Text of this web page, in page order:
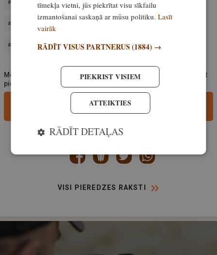
IEVAINOTS DZĪVNIEKS JA REDZI IEVAINOTU DZĪVNIEKU
Medībām.lv aicina portāla lietotājus, rakstot komentārus, ievērot
pieklājību, nekurināt naidu un iztikt bez rupjībām.
Pievieno komentāru
Iesaki šo rakstu
VISI PIEREDZES RAKSTI
tīmekļa vietni, jūs piekrītat visu sīkfailu
izmantošanai saskaņā ar mūsu politiku.Lasīt
vairāk
RĀDĪT VISUS PARTNERUS(1884) →
PIEKRIST VISIEM
ATTEIKTIES
RĀDĪT DETAĻAS